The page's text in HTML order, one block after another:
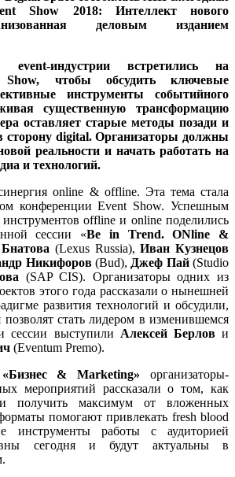
Show 2018: Интеллект нового
деловым изданием
event-индустрии встретились на
Show, чтобы обсудить ключевые
инструменты событийного
существенную трансформацию
оставляет старые методы позади и
сторону digital. Организаторы должны
реальности и начать работать на
и технологий.
online & offline. Эта тема стала
конференции Event Show. Успешным
offline и online поделились
сессии «Be in Trend.ONline &
(Lexus Russia),Иван Кузнецов
Никифоров(Bud),Джеф Пай(Studio
(SAP CIS). Организаторы одних из
этого года рассказали о нынешней
развития технологий и обсудили,
стать лидером в изменившемся
сессии выступили Алексей Берлови
(Eventum Premo).
«Бизнес & Marketing» организаторы-
мероприятий рассказали о том, как
получить максимум от вложенных
помогают привлекать fresh blood
инструменты работы с аудиторией
сегодня и будут актуальны в